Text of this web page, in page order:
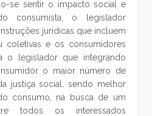
se sentir o impacto social e
consumista, o legislador
jurídicas que incluem
coletivas e os consumidores
o legislador que integrando
o maior número de
justiça social, sendo melhor
consumo, na busca de um
todos os interessados